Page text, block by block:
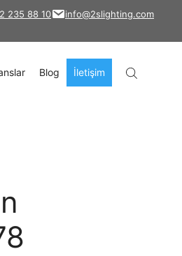
info@2slighting.com
235 88 10
Blog İletişim